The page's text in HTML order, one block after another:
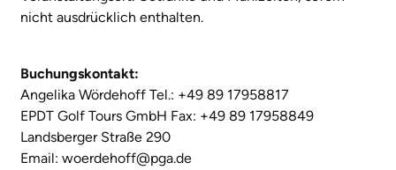
nicht ausdrücklich enthalten.
Buchungskontakt:
Angelika Wördehoff Tel.: +49 89 17958817
EPDT Golf Tours GmbH Fax: +49 89 17958849
Landsberger Straße 290
Email: woerdehoff@pga.de